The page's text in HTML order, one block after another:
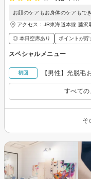
お顔のケアもお身体のケアもで
アクセス：JR東海道本線 藤沢
◎ 本日空席あり ポイントが貯
スペシャルメニュー
初回 【男性】光脱毛
すべて
そ